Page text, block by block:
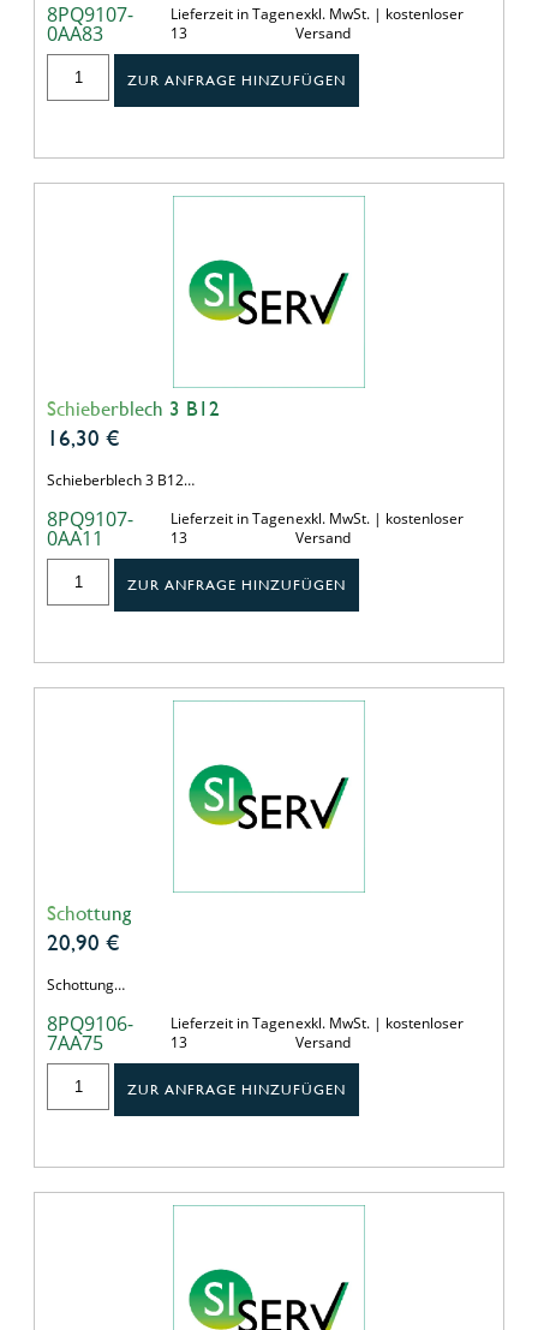
8PQ9107-
0AA83
Lieferzeit in Tagen
13
exkl. MwSt. | kostenloser
Versand
ZUR ANFRAGE HINZUFÜGEN
Schieberblech 3 B12
16,30 €
Schieberblech 3 B12…
8PQ9107-
0AA11
Lieferzeit in Tagen
13
exkl. MwSt. | kostenloser
Versand
ZUR ANFRAGE HINZUFÜGEN
Schottung
20,90 €
Schottung…
8PQ9106-
7AA75
Lieferzeit in Tagen
13
exkl. MwSt. | kostenloser
Versand
ZUR ANFRAGE HINZUFÜGEN